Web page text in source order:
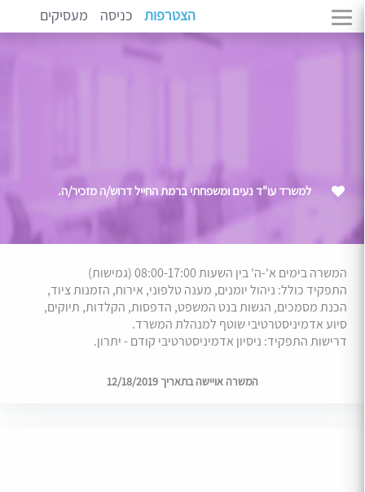
הצטרפות כניסה מעסיקים
למשרד עו"ד נעים ומשפחתי ברמת החייל דרוש/ה מזכיר/ה.
המשרה בימים א'-ה' בין השעות 08:00-17:00 (גמישות)
התפקיד כולל: ניהול יומנים, מענה טלפוני, אירוח, הזמנות ציוד,
הכנת מסמכים, הגשות בנט המשפט, הדפסות, הקלדות, תיוקים,
סיוע אדמיניסטרטיבי שוטף למנהלת המשרד.
דרישות התפקיד: ניסיון אדמיניסטרטיבי קודם - יתרון.
המשרה אויישה בתאריך 12/18/2019